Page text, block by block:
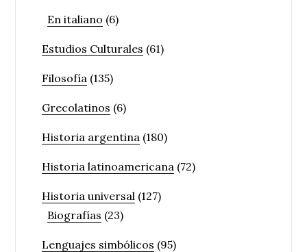
En italiano (6)
Estudios Culturales (61)
Filosofía (135)
Grecolatinos (6)
Historia argentina (180)
Historia latinoamericana (72)
Historia universal (127)
Biografías (23)
Lenguajes simbólicos (95)